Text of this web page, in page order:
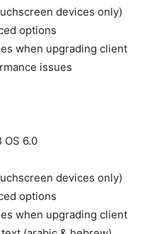
devices only)
options
when upgrading client
issues
6.0
devices only)
options
when upgrading client